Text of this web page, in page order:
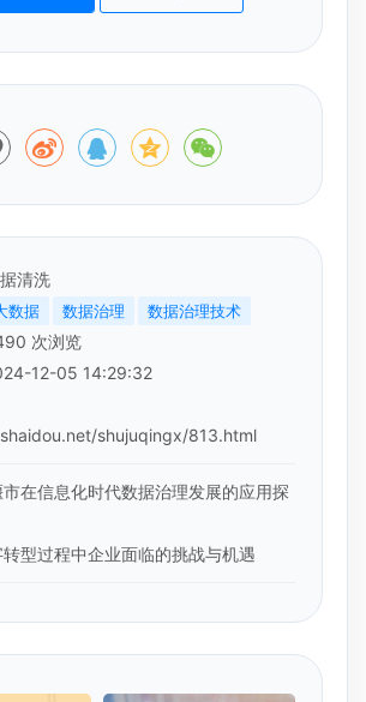
清洗
数据 数据治理 数据治理技术
次浏览
12-05 14:29:32
shujuqingx/813.html
在信息化时代数据治理发展的应用探
型过程中企业面临的挑战与机遇